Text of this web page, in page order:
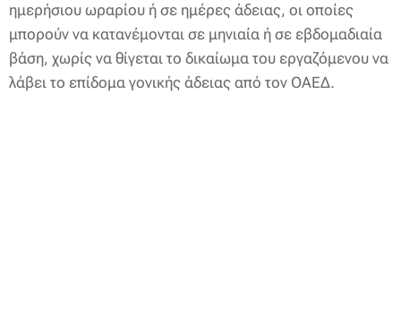
ημερήσιου ωραρίου ή σε ημέρες άδειας, οι οποίες
μπορούν να κατανέμονται σε μηνιαία ή σε εβδομαδιαία
βάση, χωρίς να θίγεται το δικαίωμα του εργαζόμενου να
λάβει το επίδομα γονικής άδειας από τον ΟΑΕΔ.